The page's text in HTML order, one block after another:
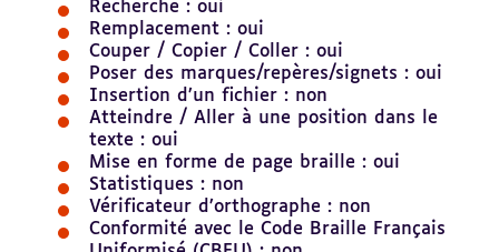
Recherche : oui
Remplacement : oui
Couper / Copier / Coller : oui
Poser des marques/repères/signets : oui
Insertion d’un fichier : non
Atteindre / Aller à une position dans le
texte : oui
Mise en forme de page braille : oui
Statistiques : non
Vérificateur d’orthographe : non
Conformité avec le Code Braille Français